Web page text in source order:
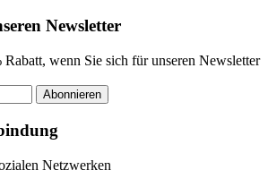
Newsletter
wenn Sie sich für unseren Newsletter
Abonnieren
Netzwerken